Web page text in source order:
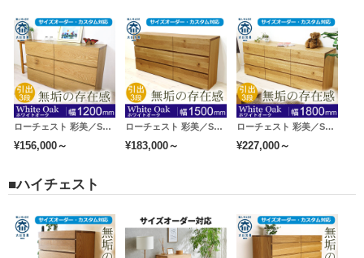
ローチェスト 彩美／SAIBI-幅1200mm（ホワイトオーク-シンプル）lo
¥156,000～
ローチェスト 彩美／SAIBI-幅1500mm（ホワイトオーク-シンプル）lo
¥183,000～
ローチェスト 彩美／SAIBI-幅1800mm（ホワイトオーク-シンプル）lo
¥227,000～
■ハイチェスト